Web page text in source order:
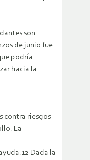
son
de junio fue
podría
hacia la
contra riesgos
La
Dada la